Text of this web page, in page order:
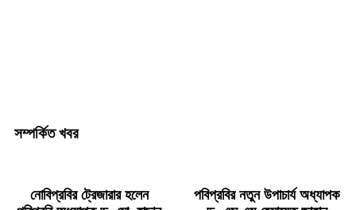
সম্পর্কিত খবর
নোবিপ্রবির ট্রেজারার হলেন
পবিপ্রবির নতুন উপাচার্য অধ্যাপক